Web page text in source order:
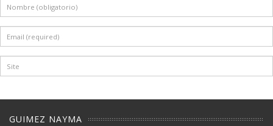
GUIMEZ NAYMA